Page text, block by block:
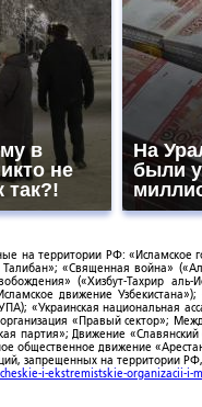
в
не
так?!
На
были
на территории РФ: «Исламское
«Священная война»
(«Хизбут-Тахрир
движение
«Украинская национальная
организация «Правый сектор»;
партия»; Движение
общественное движение
запрещенных на территории
i-ekstremistskie-organizacii-i-